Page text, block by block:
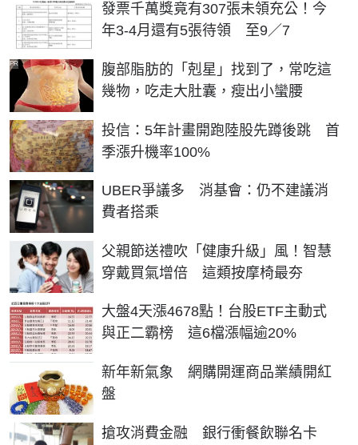
發票千萬獎竟有307張未領充公！今
年3-4月還有5張待領 至9／7
腹部脂肪的「剋星」找到了，常吃這
幾物，吃走大肚囊，瘦出小蠻腰
PR
投信：5年計畫開跑陸股先蹲後跳 首
季漲升機率100%
UBER爭議多 消基會：仍不建議消
費者搭乘
父親節送禮吹「健康升級」風！智慧
穿戴買氣增倍 這類按摩椅最夯
大盤4天漲4678點！台股ETF主動式
與正二霸榜 這6檔漲幅逾20%
新年新氣象 網購開運商品業績開紅
盤
搶攻消費金融 銀行衝餐飲聯名卡